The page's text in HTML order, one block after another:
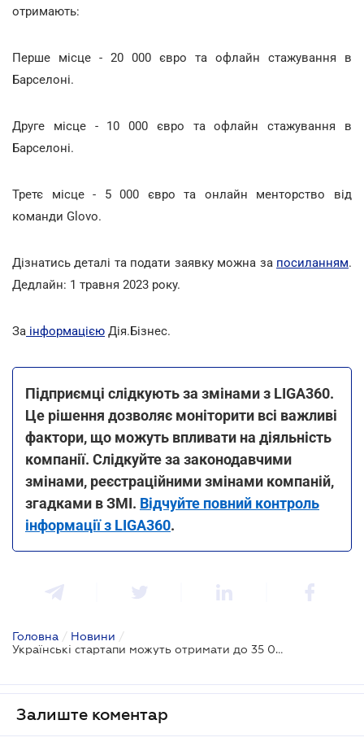
отримають:
Перше місце - 20 000 євро та офлайн стажування в
Барселоні.
Друге місце - 10 000 євро та офлайн стажування в
Барселоні.
Третє місце - 5 000 євро та онлайн менторство від
команди Glovo.
Дізнатись деталі та подати заявку можна за посиланням.
Дедлайн: 1 травня 2023 року.
За інформацією Дія.Бізнес.
Підприємці слідкують за змінами з LIGA360.
Це рішення дозволяє моніторити всі важливі
фактори, що можуть впливати на діяльність
компанії. Слідкуйте за законодавчими
змінами, реєстраційними змінами компаній,
згадками в ЗМІ. Відчуйте повний контроль
інформації з LIGA360.
Головна / Новини /
Українські стартапи можуть отримати до 35 000 євро та пройти стажування в Барселоні
Залиште коментар